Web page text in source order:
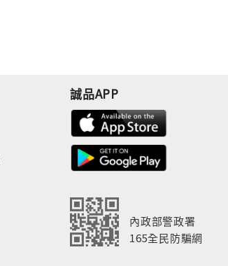
誠品APP
內政部警政署
165全民防騙網